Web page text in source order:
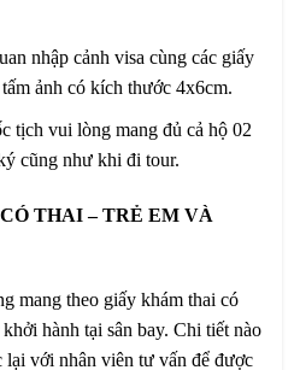
nhập cảnh visa cùng các giấy
ảnh có kích thước 4x6cm.
tịch vui lòng mang đủ cả hộ 02
cũng như khi đi tour.
THAI – TRẺ EM VÀ
mang theo giấy khám thai có
hành tại sân bay. Chi tiết nào
với nhân viên tư vấn để được